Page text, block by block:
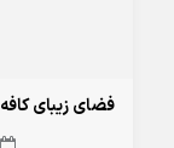
فضای زیبای کافه 435